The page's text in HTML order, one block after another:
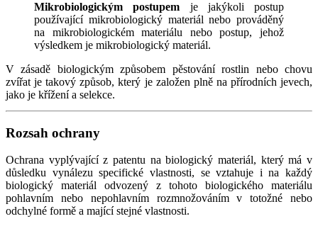
Mikrobiologickým postupem je jakýkoli postup
používající mikrobiologický materiál nebo prováděný
na mikrobiologickém materiálu nebo postup, jehož
výsledkem je mikrobiologický materiál.
V zásadě biologickým způsobem pěstování rostlin nebo chovu
zvířat je takový způsob, který je založen plně na přírodních jevech,
jako je křížení a selekce.
Rozsah ochrany
Ochrana vyplývající z patentu na biologický materiál, který má v
důsledku vynálezu specifické vlastnosti, se vztahuje i na každý
biologický materiál odvozený z tohoto biologického materiálu
pohlavním nebo nepohlavním rozmnožováním v totožné nebo
odchylné formě a mající stejné vlastnosti.